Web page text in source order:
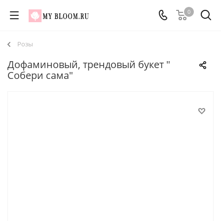
0
Розы
Дофаминовый, трендовый букет "
Собери сама"